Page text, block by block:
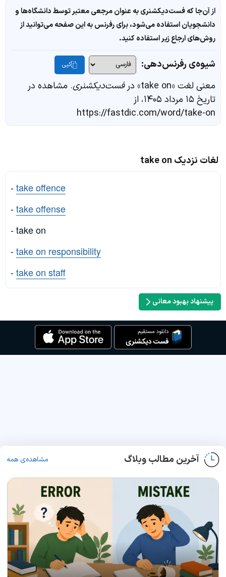
از آن‌جا که فست‌دیکشنری به عنوان مرجعی معتبر توسط دانشگاه‌ها و
دانشجویان استفاده می‌شود، برای رفرنس به این صفحه می‌توانید از
روش‌های ارجاع زیر استفاده کنید.
شیوه‌ی رفرنس‌دهی: کپی
معنی لغت «take on» در فست‌دیکشنری. مشاهده در
تاریخ ۱۵ مرداد ۱۴۰۵، از
https://fastdic.com/word/take-on
لغات نزدیک take on
-take offence
-take offense
- take on
-take on responsibility
-take on staff
پیشنهاد بهبود معانی
آخرین مطالب وبلاگ مشاهده‌ی همه